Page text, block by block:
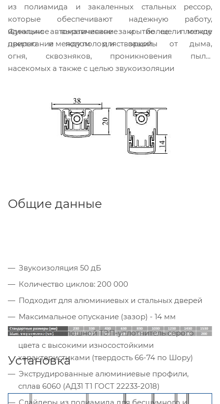
из полиамида и закаленных стальных рессор,
которые обеспечивают надежную работу,
идеальное выравнивание и более плотное
прилегание между полом и створкой.
Функции: автоматическое закрытие щели между
дверью и полом для защиты от дыма,
огня, сквозняков, проникновения пыли,
насекомых а также с целью звукоизоляции
Общие данные
Звукоизоляция 50 дБ
Количество циклов: 200 000
Подходит для алюминиевых и стальных дверей
Максимальное опускание (зазор) - 14 мм
Широкий сплошной ТЭП-уплотнитель серого
цвета с высокими износостойкими
характеристиками (твердость 66-74 по Шору)
Экструдированные алюминиевые профили,
сплав 6060 (АД31 Т1 ГОСТ 22233-2018)
Установка